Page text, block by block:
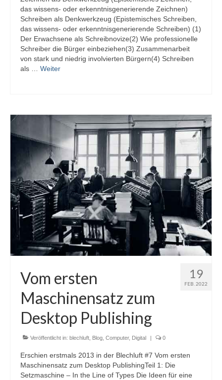
das wissens- oder erkenntnisgenerierende Zeichnen)
Schreiben als Denkwerkzeug (Epistemisches Schreiben,
das wissens- oder erkenntnisgenerierende Schreiben) (1)
Der Erwachsene als Schreibnovize(2) Wie professionelle
Schreiber die Bürger einbeziehen(3) Zusammenarbeit
von stark und niedrig involvierten Bürgern(4) Schreiben
als … Weiter
19
FEB. 2022
Vom ersten
Maschinensatz zum
Desktop Publishing
Veröffentlicht in: blechluft Blog Computer, Digital 0
Erschien erstmals 2013 in der Blechluft #7 Vom ersten
Maschinensatz zum Desktop PublishingTeil 1: Die
Setzmaschine – In the Line of Types Die Ideen für eine